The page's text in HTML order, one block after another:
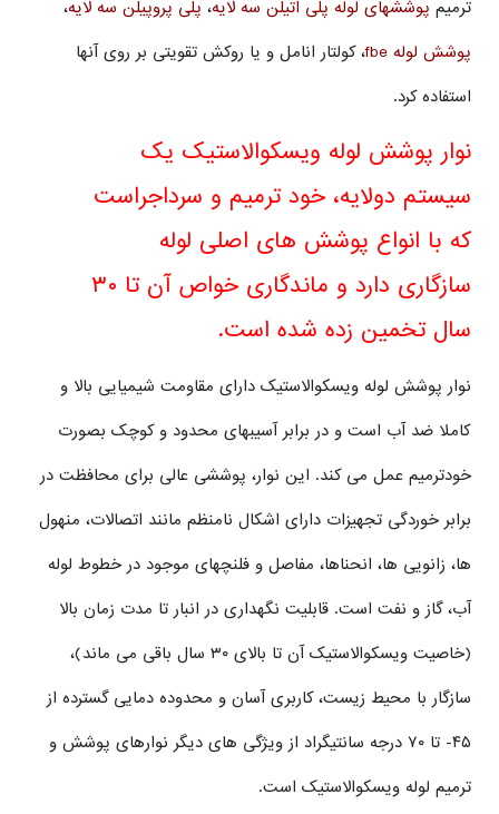
ترمیم پوششهای لوله پلی اتیلن سه لایه، پلی پروپیلن سه لایه،
پوشش لوله fbe
، کولتار انامل و یا روکش تقویتی بر روی آنها
استفاده کرد.
نوار پوشش لوله ویسکوالاستیک یک
سیستم دولایه، خود ترمیم و سرداجراست
که با انواع پوشش های اصلی لوله
سازگاری دارد و ماندگاری خواص آن تا ۳۰
سال تخمین زده شده است.
نوار پوشش لوله ویسکوالاستیک دارای مقاومت شیمیایی بالا و
کاملا ضد آب است و در برابر آسیبهای محدود و کوچک بصورت
خودترمیم عمل می کند. این نوار، پوششی عالی برای محافظت در
برابر خوردگی تجهیزات دارای اشکال نامنظم مانند اتصالات، منهول
ها، زانویی ها، انحناها، مفاصل و فلنچهای موجود در خطوط لوله
آب، گاز و نفت است. قابلیت نگهداری در انبار تا مدت زمان بالا
(خاصیت ویسکوالاستیک آن تا بالای ۳۰ سال باقی می ماند)،
سازگار با محیط زیست، کاربری آسان و محدوده دمایی گسترده از
۴۵- تا ۷۰ درجه سانتیگراد از ویژگی های دیگر نوارهای پوشش و
ترمیم لوله ویسکوالاستیک است.